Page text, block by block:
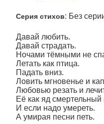
Серия стихов: Без
Давай любить.
Давай страдать.
Ночами тёмными не
Летать как птица.
Падать вниз.
Ловить мгновенье и
Любовью резать и
Её как яд смертельный
И если надо умереть.
А умирая песни петь.